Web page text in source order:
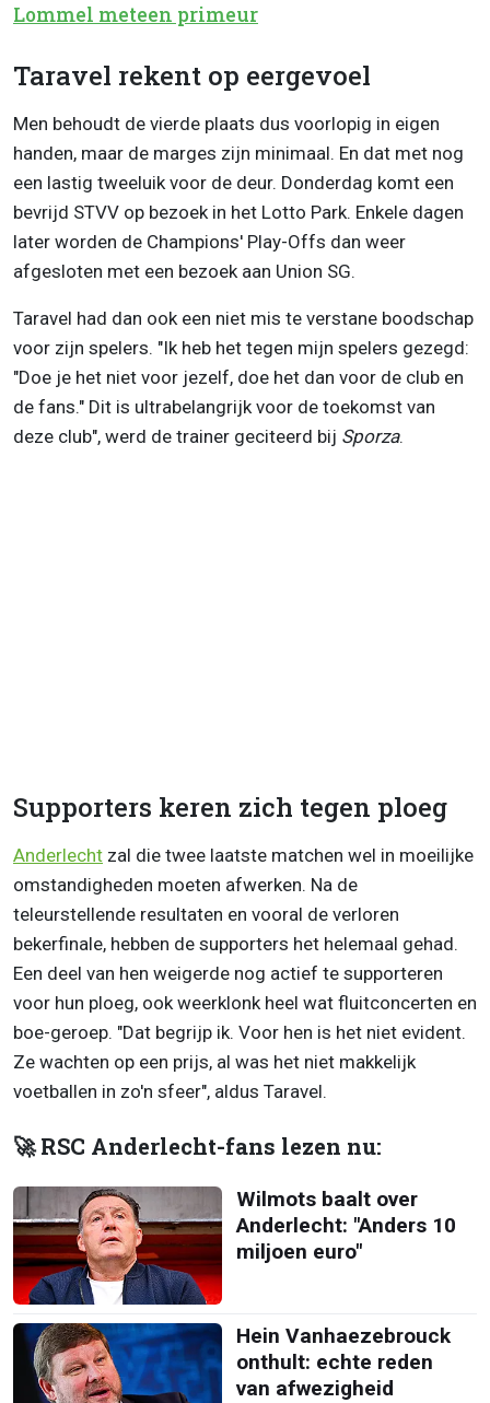
Lommel meteen primeur
Taravel rekent op eergevoel
Men behoudt de vierde plaats dus voorlopig in eigen
handen, maar de marges zijn minimaal. En dat met nog
een lastig tweeluik voor de deur. Donderdag komt een
bevrijd STVV op bezoek in het Lotto Park. Enkele dagen
later worden de Champions' Play-Offs dan weer
afgesloten met een bezoek aan Union SG.
Taravel had dan ook een niet mis te verstane boodschap
voor zijn spelers. "Ik heb het tegen mijn spelers gezegd:
"Doe je het niet voor jezelf, doe het dan voor de club en
de fans." Dit is ultrabelangrijk voor de toekomst van
deze club", werd de trainer geciteerd bij Sporza.
Supporters keren zich tegen ploeg
Anderlecht zal die twee laatste matchen wel in moeilijke
omstandigheden moeten afwerken. Na de
teleurstellende resultaten en vooral de verloren
bekerfinale, hebben de supporters het helemaal gehad.
Een deel van hen weigerde nog actief te supporteren
voor hun ploeg, ook weerklonk heel wat fluitconcerten en
boe-geroep. "Dat begrijp ik. Voor hen is het niet evident.
Ze wachten op een prijs, al was het niet makkelijk
voetballen in zo'n sfeer", aldus Taravel.
🚀 RSC Anderlecht-fans lezen nu:
Wilmots baalt over
Anderlecht: "Anders 10
miljoen euro"
Hein Vanhaezebrouck
onthult: echte reden
van afwezigheid